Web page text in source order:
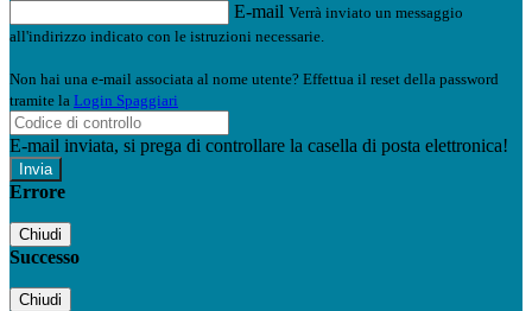
E-mail Verrà inviato un messaggio
all'indirizzo indicato con le istruzioni necessarie.
Non hai una e-mail associata al nome utente? Effettua il reset della password
tramite la Login Spaggiari
E-mail inviata, si prega di controllare la casella di posta elettronica!
Errore
Chiudi
Successo
Chiudi